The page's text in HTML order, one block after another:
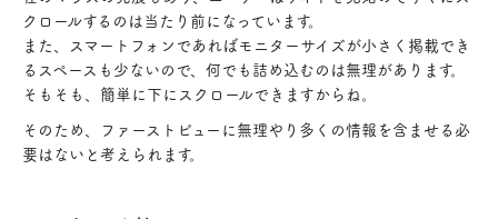
クロールするのは当たり前になっています。
また、スマートフォンであればモニターサイズが小さく掲載でき
るスペースも少ないので、何でも詰め込むのは無理があります。
そもそも、簡単に下にスクロールできますからね。
そのため、ファーストビューに無理やり多くの情報を含ませる必
要はないと考えられます。